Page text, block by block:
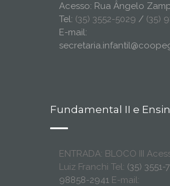
Acesso: Rua Ângelo
Tel: (35) 3552-5029 / (35)
E-mail:
Fundamental II e
ENTRADA: BLOCO III
Luiz Franchi Tel: (35) 3551-
98858-2941 E-mail: